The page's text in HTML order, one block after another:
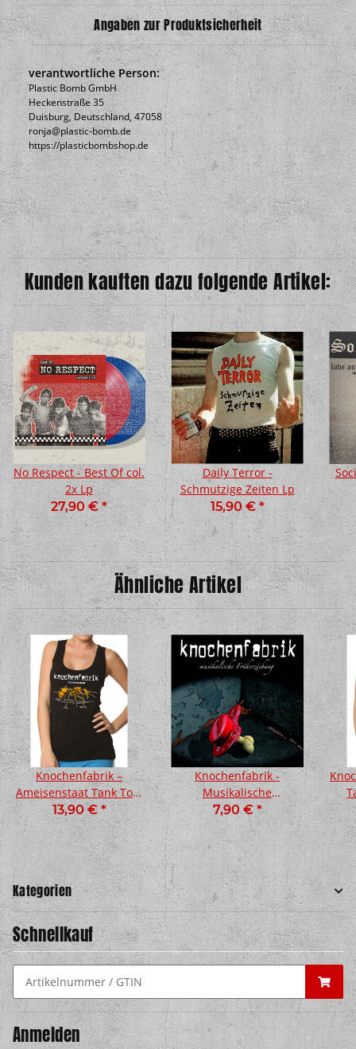
Angaben zur Produktsicherheit
verantwortliche Person:
Plastic Bomb GmbH
Heckenstraße 35
Duisburg, Deutschland, 47058
ronja@plastic-bomb.de
https://plasticbombshop.de
Kunden kauften dazu folgende Artikel:
No Respect - Best Of col.
2x Lp
27,90 € *
Daily Terror -
Schmutzige Zeiten Lp
15,90 € *
Ähnliche Artikel
Knochenfabrik –
Ameisenstaat Tank Top,
schwarz
13,90 €*
Knochenfabrik -
Musikalische
Früherziehung CD
7,90 €*
Kategorien
Schnellkauf
Anmelden